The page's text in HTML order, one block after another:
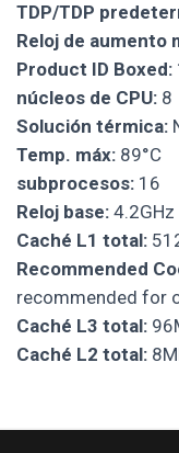
TDP/TDP
Reloj de aumento
Product ID Boxed:
núcleos de CPU: 8
Solución térmica:
Temp. máx: 89°C
subprocesos: 16
Reloj base: 4.2GHz
Caché L1 total:
Recommended
recommended for
Caché L3 total:
Caché L2 total: